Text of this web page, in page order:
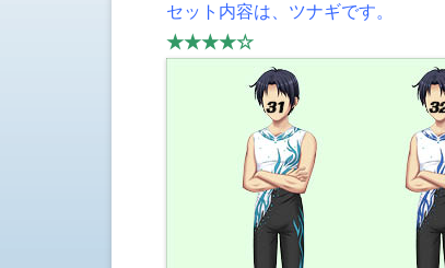
セット内容は、ツナギです。
★★★★☆